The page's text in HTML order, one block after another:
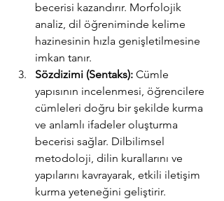
becerisi kazandırır. Morfolojik
analiz, dil öğreniminde kelime
hazinesinin hızla genişletilmesine
imkan tanır.
Sözdizimi (Sentaks): Cümle
yapısının incelenmesi, öğrencilere
cümleleri doğru bir şekilde kurma
ve anlamlı ifadeler oluşturma
becerisi sağlar. Dilbilimsel
metodoloji, dilin kurallarını ve
yapılarını kavrayarak, etkili iletişim
kurma yeteneğini geliştirir.